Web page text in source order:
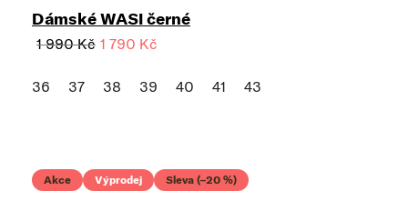
Dámské WASI černé
1 990 Kč 1 790 Kč
36 37 38 39 40 41 43
Akce Výprodej Sleva (–20 %)